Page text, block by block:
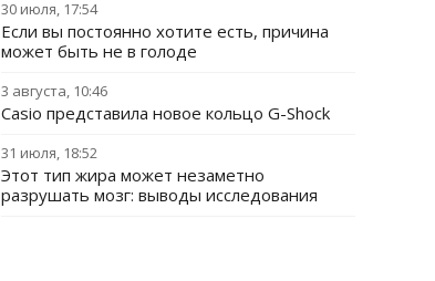
30 июля, 17:54
Если вы постоянно хотите есть, причина
может быть не в голоде
3 августа, 10:46
Casio представила новое кольцо G-Shock
31 июля, 18:52
Этот тип жира может незаметно
разрушать мозг: выводы исследования